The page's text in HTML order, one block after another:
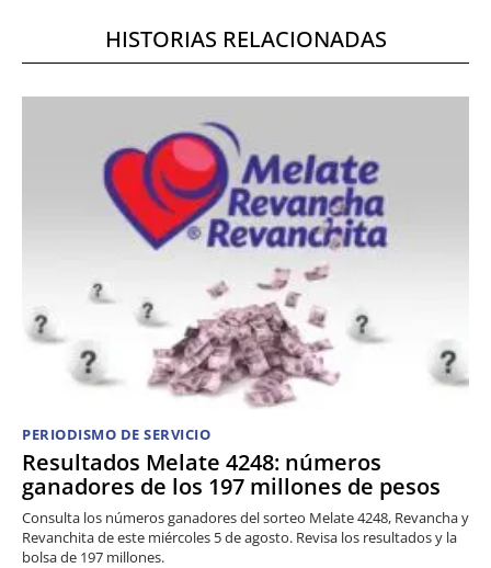
HISTORIAS RELACIONADAS
PERIODISMO DE SERVICIO
Resultados Melate 4248: números
ganadores de los 197 millones de pesos
Consulta los números ganadores del sorteo Melate 4248, Revancha y
Revanchita de este miércoles 5 de agosto. Revisa los resultados y la
bolsa de 197 millones.